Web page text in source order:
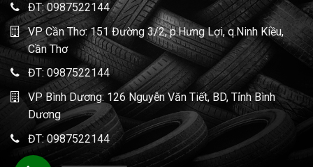
ĐT:0987522144
VP Cần Thơ: 151 Đường 3/2, p.Hưng Lợi, q.Ninh Kiều,
Cần Thơ
ĐT: 0987522144
VP Bình Dương: 126 Nguyễn Văn Tiết, BD, Tỉnh Bình
Dương
ĐT: 0987522144